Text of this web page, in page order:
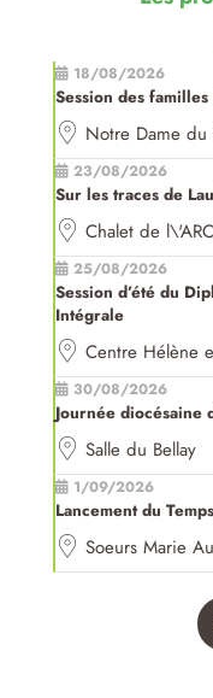
18/08/2026
Session des
Notre Dame
23/08/2026
Sur les traces de
Chalet de
25/08/2026
Session d’été du
Intégrale
Centre Hélène
30/08/2026
Journée
Salle du Bellay
1/09/2026
Lancement du
Soeurs Marie